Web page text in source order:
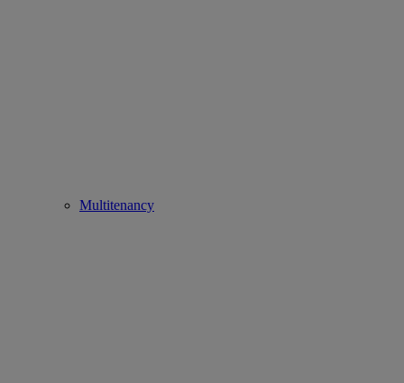
Multitenancy